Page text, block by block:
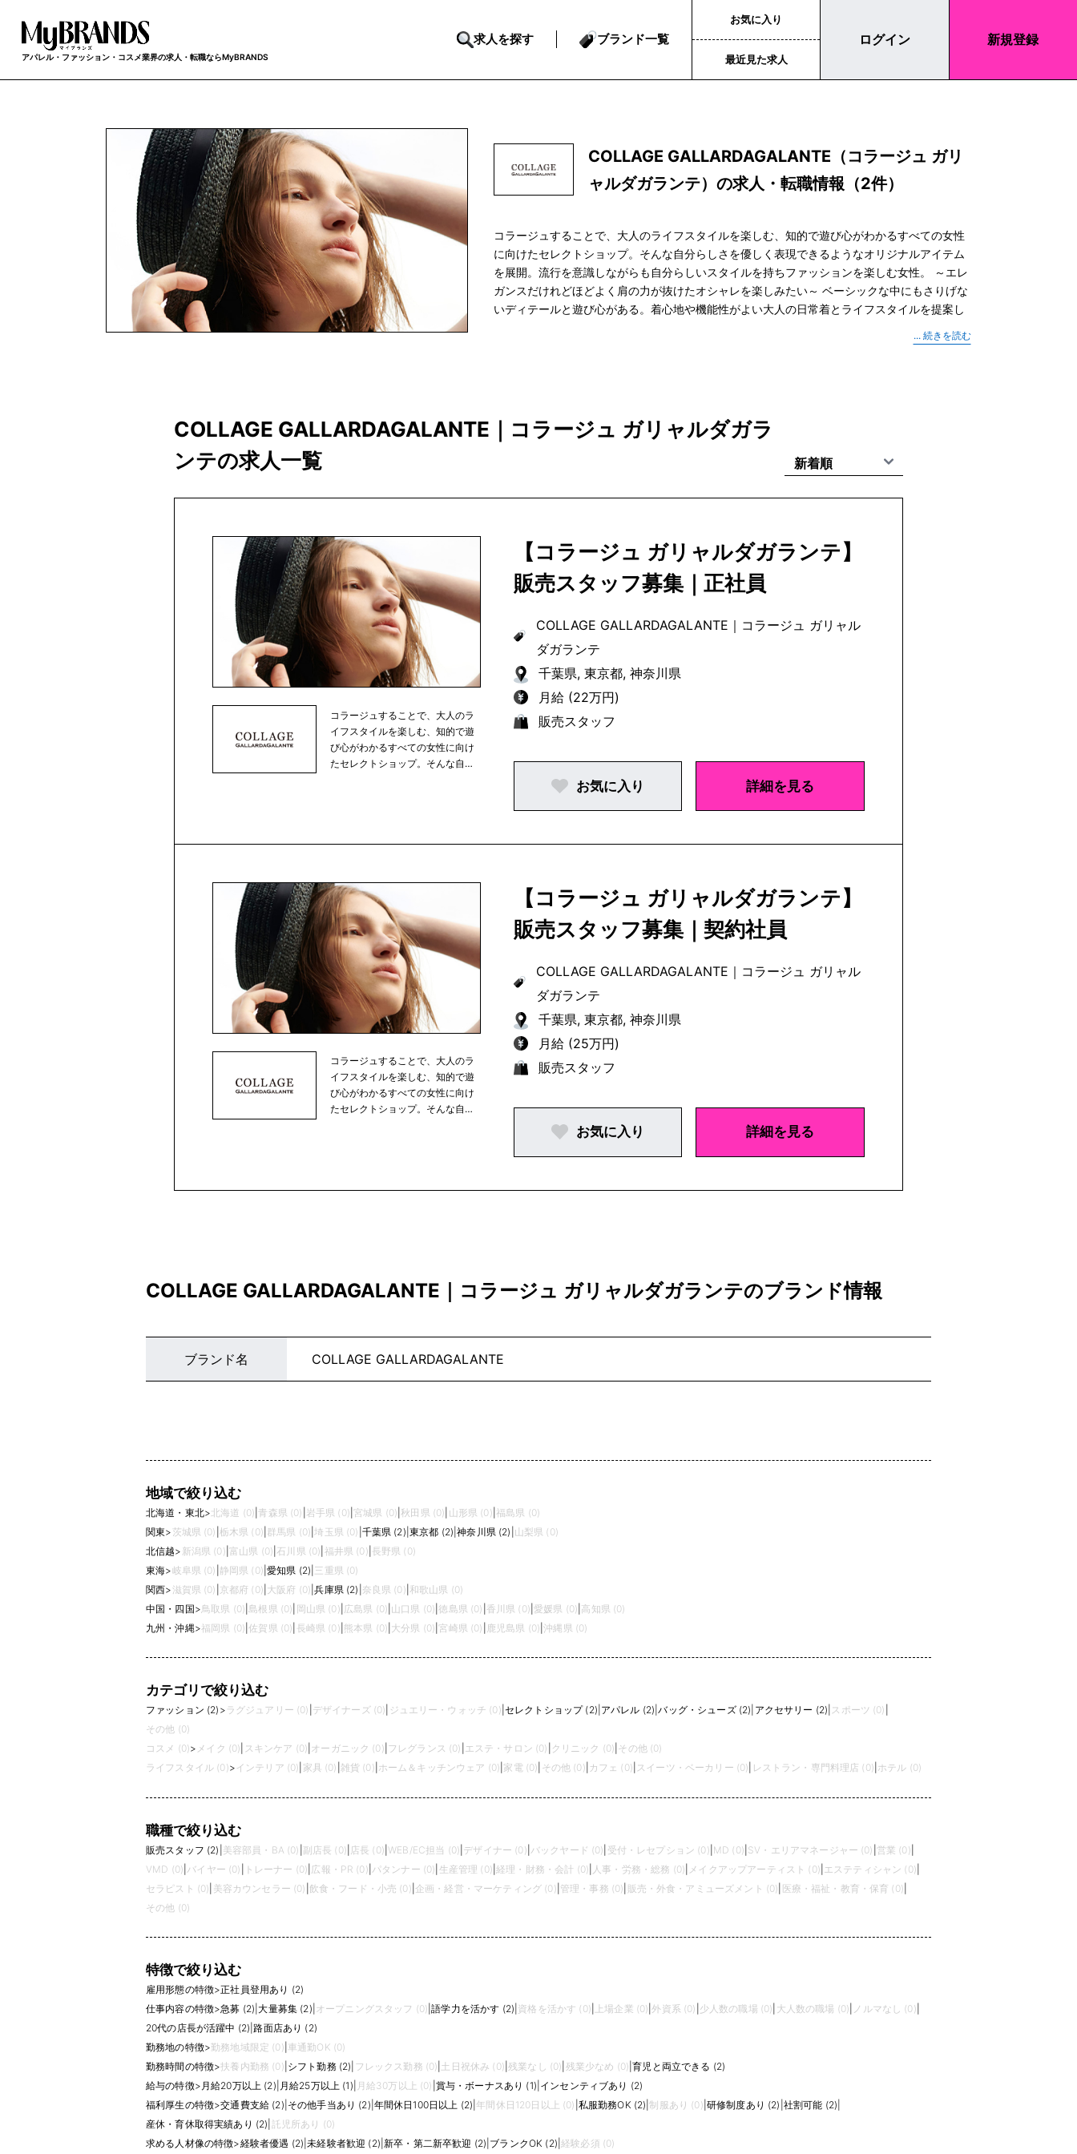
アパレル・ファッション・コスメ業界の求人・転職ならMyBRANDS
求人を探す ブランド一覧
お気に入り
最近見た求人
ログイン 新規登録
COLLAGE GALLARDAGALANTE（コラージュ ガリ
ャルダガランテ）の求人・転職情報（2件）
コラージュすることで、大人のライフスタイルを楽しむ、知的で遊び心がわかるすべての女性
に向けたセレクトショップ。そんな自分らしさを優しく表現できるようなオリジナルアイテム
を展開。流行を意識しながらも自分らしいスタイルを持ちファッションを楽しむ女性。 ～エレ
ガンスだけれどほどよく肩の力が抜けたオシャレを楽しみたい～ ベーシックな中にもさりげな
いディテールと遊び心がある。着心地や機能性がよい大人の日常着とライフスタイルを提案し
CIAOPANIC／CIAOPANIC TYPY／COLLAGE GALLARDAGALANTE／COLONY 2139／Daily
prose verse／RIVE DROITE／russet／russet OUTLET／salut!／SHENERY／un dix cors／un
dix cors OUTLET／Whim Gazette／WHO'S WHO gallery／3COINS
COLLAGE GALLARDAGALANTE｜コラージュ ガリャルダガラ
ンテの求人一覧
コラージュすることで、大人のラ
イフスタイルを楽しむ、知的で遊
び心がわかるすべての女性に向け
たセレクトショップ。そんな自
【コラージュ ガリャルダガランテ】
販売スタッフ募集｜正社員
COLLAGE GALLARDAGALANTE ｜ コラージュ ガリャル
ダガランテ
千葉県, 東京都, 神奈川県
月給 (22万円)
販売スタッフ
お気に入り 詳細を見る
コラージュすることで、大人のラ
イフスタイルを楽しむ、知的で遊
び心がわかるすべての女性に向け
たセレクトショップ。そんな自
【コラージュ ガリャルダガランテ】
販売スタッフ募集｜契約社員
COLLAGE GALLARDAGALANTE ｜ コラージュ ガリャル
ダガランテ
千葉県, 東京都, 神奈川県
月給 (25万円)
販売スタッフ
お気に入り 詳細を見る
COLLAGE GALLARDAGALANTE｜コラージュ ガリャルダガランテのブランド情報
ブランド名 COLLAGE GALLARDAGALANTE
地域で絞り込む
北海道・東北> 北海道 (0) |青森県 (0) 岩手県 (0) |宮城県 (0) |秋田県 (0) 山形県 (0) 福島県 (0)
関東> 茨城県 (0) 栃木県 (0) 群馬県 (0) |埼玉県 (0) 千葉県 (2) 東京都 (2) |神奈川県 (2) 山梨県 (0)
北信越> 新潟県 (0) 富山県 (0) 石川県 (0) 福井県 (0) 長野県 (0)
東海>岐阜県 (0) 静岡県 (0) |愛知県 (2) 三重県 (0)
関西>滋賀県 (0) 京都府 (0) 大阪府 (0) |兵庫県 (2) 奈良県 (0) 和歌山県 (0)
中国・四国>鳥取県 (0) |島根県 (0) 岡山県 (0) 広島県 (0) 山口県 (0) |徳島県 (0) 香川県 (0) |愛媛県 (0) 高知県 (0)
九州・沖縄>福岡県 (0) |佐賀県 (0) 長崎県 (0) 熊本県 (0) 大分県 (0) |宮崎県 (0) 鹿児島県 (0) |沖縄県 (0)
カテゴリで絞り込む
ファッション (2) > ラグジュアリー (0) デザイナーズ (0) ジュエリー・ウォッチ (0) セレクトショップ (2) アパレル (2) |バッグ・シューズ (2) アクセサリー (2) スポーツ (0)
その他 (0)
コスメ (0)> メイク (0) スキンケア (0) オーガニック (0) フレグランス (0) エステ・サロン (0) クリニック (0) その他 (0)
ライフスタイル (0)> インテリア (0) 家具 (0) 雑貨 (0) ホーム＆キッチンウェア (0) 家電 (0) その他 (0) カフェ (0) スイーツ・ベーカリー (0) レストラン・専門料理店 (0) ホテル (0)
職種で絞り込む
販売スタッフ (2) 美容部員・BA (0) 副店長 (0) 店長 (0) WEB/EC担当 (0) デザイナー (0) バックヤード (0) 受付・レセプション (0) MD (0) SV・エリアマネージャー (0) 営業 (0)
VMD (0) バイヤー (0) トレーナー (0) 広報・PR (0) パタンナー (0) 生産管理 (0) |経理・財務・会計 (0) 人事・労務・総務 (0) メイクアップアーティスト (0) エステティシャン (0)
セラピスト (0) 美容カウンセラー (0) 飲食・フード・小売 (0) 企画・経営・マーケティング (0) 管理・事務 (0) 販売・外食・アミューズメント (0) 医療・福祉・教育・保育 (0)
その他 (0)
特徴で絞り込む
雇用形態の特徴>正社員登用あり (2)
仕事内容の特徴>急募 (2) |大量募集 (2) オープニングスタッフ (0) |語学力を活かす (2) 資格を活かす (0) 上場企業 (0) |外資系 (0) 少人数の職場 (0) 大人数の職場 (0) ノルマなし (0)
20代の店長が活躍中 (2) |路面店あり (2)
勤務地の特徴>勤務地域限定 (0) 車通勤OK (0)
勤務時間の特徴>扶養内勤務 (0) シフト勤務 (2) フレックス勤務 (0) 土日祝休み (0) |残業なし (0) 残業少なめ (0) |育児と両立できる (2)
給与の特徴> 月給20万以上 (2) 月給25万以上 (1) 月給30万以上 (0) 賞与・ボーナスあり (1) インセンティブあり (2)
福利厚生の特徴>交通費支給 (2) その他手当あり (2) 年間休日100日以上 (2) 年間休日120日以上 (0) 私服勤務OK (2) |制服あり (0) 研修制度あり (2) 社割可能 (2)
産休・育休取得実績あり (2) 託児所あり (0)
求める人材像の特徴>経験者優遇 (2) |未経験者歓迎 (2) |新卒・第二新卒歓迎 (2) ブランクOK (2) |経験必須 (0)